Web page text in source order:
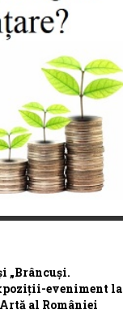
„Brâncuși.
eveniment la
al României